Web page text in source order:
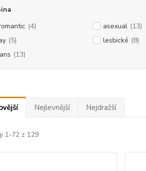
(4) asexual (13)
(5) lesbické (8)
(13)
Nejlevnější Nejdražší
1-72 z 129